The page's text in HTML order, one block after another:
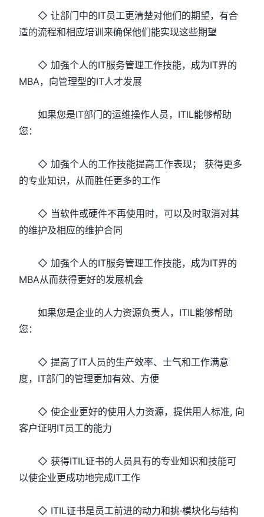
◇ 让部门中的IT员工更清楚对他们的期望，有合
适的流程和相应培训来确保他们能实现这些期望
◇ 加强个人的IT服务管理工作技能，成为IT界的
MBA，向管理型的IT人才发展
如果您是IT部门的运维操作人员，ITIL能够帮助
您：
◇ 加强个人的工作技能提高工作表现； 获得更多
的专业知识，从而胜任更多的工作
◇ 当软件或硬件不再使用时，可以及时取消对其
的维护及相应的维护合同
◇ 加强个人的IT服务管理工作技能，成为IT界的
MBA从而获得更好的发展机会
如果您是企业的人力资源负责人，ITIL能够帮助
您：
◇ 提高了IT人员的生产效率、士气和工作满意
度，IT部门的管理更加有效、方便
◇ 使企业更好的使用人力资源，提供用人标准, 向
客户证明IT员工的能力
◇ 获得ITIL证书的人员具有的专业知识和技能可
以使企业更成功地完成IT工作
◇ ITIL证书是员工前进的动力和挑·模块化与结构